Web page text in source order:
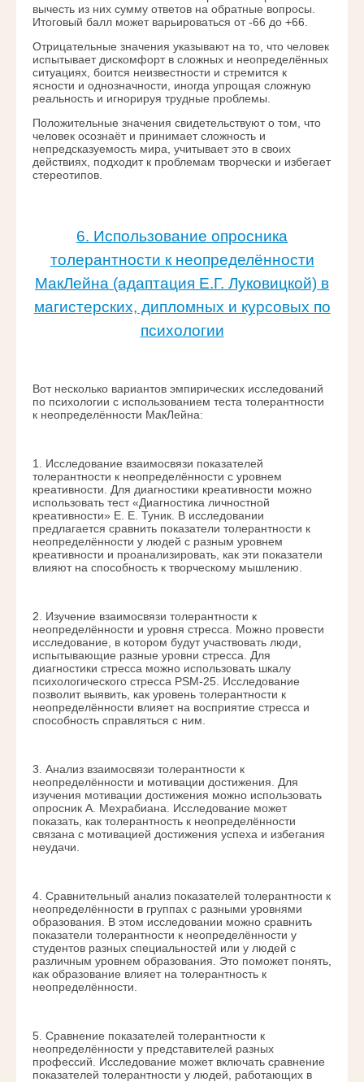
вычесть из них сумму ответов на обратные вопросы.
Итоговый балл может варьироваться от -66 до +66.
Отрицательные значения указывают на то, что человек
испытывает дискомфорт в сложных и неопределённых
ситуациях, боится неизвестности и стремится к
ясности и однозначности, иногда упрощая сложную
реальность и игнорируя трудные проблемы.
Положительные значения свидетельствуют о том, что
человек осознаёт и принимает сложность и
непредсказуемость мира, учитывает это в своих
действиях, подходит к проблемам творчески и избегает
стереотипов.
6. Использование опросника
толерантности к неопределённости
МакЛейна (адаптация Е.Г. Луковицкой) в
магистерских, дипломных и курсовых по
психологии
Вот несколько вариантов эмпирических исследований
по психологии с использованием теста толерантности
к неопределённости Мак­Лейна:
1. Исследование взаимосвязи показателей
толерантности к неопределённости с уровнем
креативности. Для диагностики креативности можно
использовать тест «Диагностика личностной
креативности» Е. Е. Туник. В исследовании
предлагается сравнить показатели толерантности к
неопределённости у людей с разным уровнем
креативности и проанализировать, как эти показатели
влияют на способность к творческому мышлению.
2. Изучение взаимосвязи толерантности к
неопределённости и уровня стресса. Можно провести
исследование, в котором будут участвовать люди,
испытывающие разные уровни стресса. Для
диагностики стресса можно использовать шкалу
психологического стресса PSM-25. Исследование
позволит выявить, как уровень толерантности к
неопределённости влияет на восприятие стресса и
способность справляться с ним.
3. Анализ взаимосвязи толерантности к
неопределённости и мотивации достижения. Для
изучения мотивации достижения можно использовать
опросник А. Мехрабиана. Исследование может
показать, как толерантность к неопределённости
связана с мотивацией достижения успеха и избегания
неудачи.
4. Сравнительный анализ показателей толерантности к
неопределённости в группах с разными уровнями
образования. В этом исследовании можно сравнить
показатели толерантности к неопределённости у
студентов разных специальностей или у людей с
различным уровнем образования. Это поможет понять,
как образование влияет на толерантность к
неопределённости.
5. Сравнение показателей толерантности к
неопределённости у представителей разных
профессий. Исследование может включать сравнение
показателей толерантности у людей, работающих в